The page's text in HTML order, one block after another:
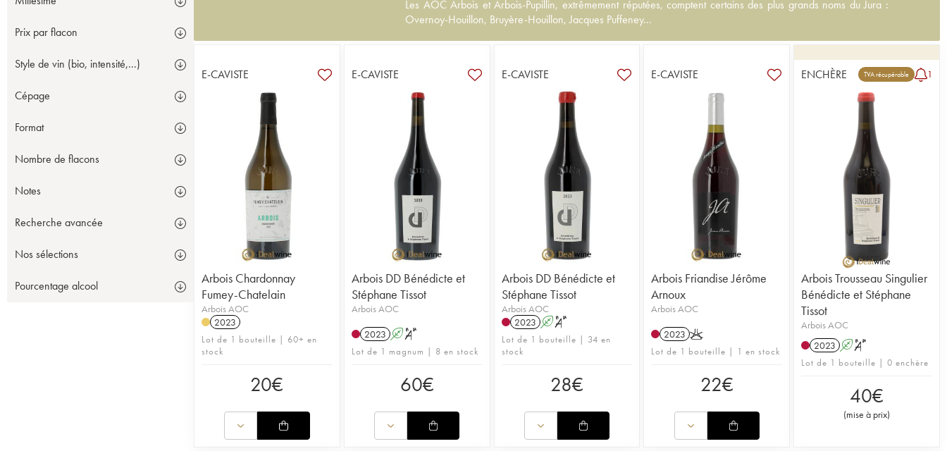
Prix par flacon
Style de vin (bio, intensité,...)
Cépage
Format
Nombre de flacons
Notes
Recherche avancée
Nos sélections
Pourcentage alcool
Les AOC Arbois et Arbois-Pupillin, extrêmement réputées, comptent certains des plus grands noms du Jura :
Overnoy-Houillon, Bruyère-Houillon,Jacques Puffeney...
E-CAVISTE
Arbois Chardonnay
Fumey-Chatelain
Arbois AOC
2023
Lot de 1 bouteille | 60+ en
stock
20€
E-CAVISTE
Arbois DD Bénédicte et
Stéphane Tissot
Arbois AOC
2023 A S
Lot de 1 magnum | 8 en stock
60€
E-CAVISTE
Arbois DD Bénédicte et
Stéphane Tissot
Arbois AOC
2023 A S
Lot de 1 bouteille | 34 en
stock
28€
E-CAVISTE
Arbois Friandise Jérôme
Arnoux
Arbois AOC
2023 K
Lot de 1 bouteille | 1 en stock
22€
ENCHÈRE TVA récupérable 1
Arbois Trousseau Singulier
Bénédicte et Stéphane
Tissot
Arbois AOC
2023 A S
Lot de 1 bouteille | 0 enchère
40€
(mise à prix)